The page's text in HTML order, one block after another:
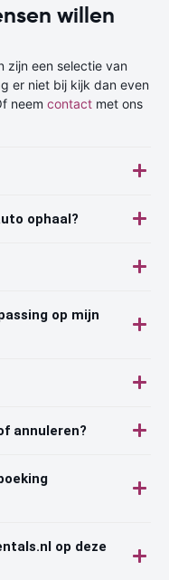
willen
zijn een selectie van
er niet bij kijk dan even
neem contact met ons
ophaal?
op mijn
annuleren?
op deze